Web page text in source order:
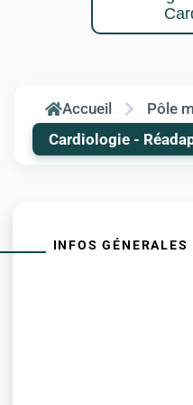
Accueil
Pôle
Cardiologie -
INFOS GÉNERALES